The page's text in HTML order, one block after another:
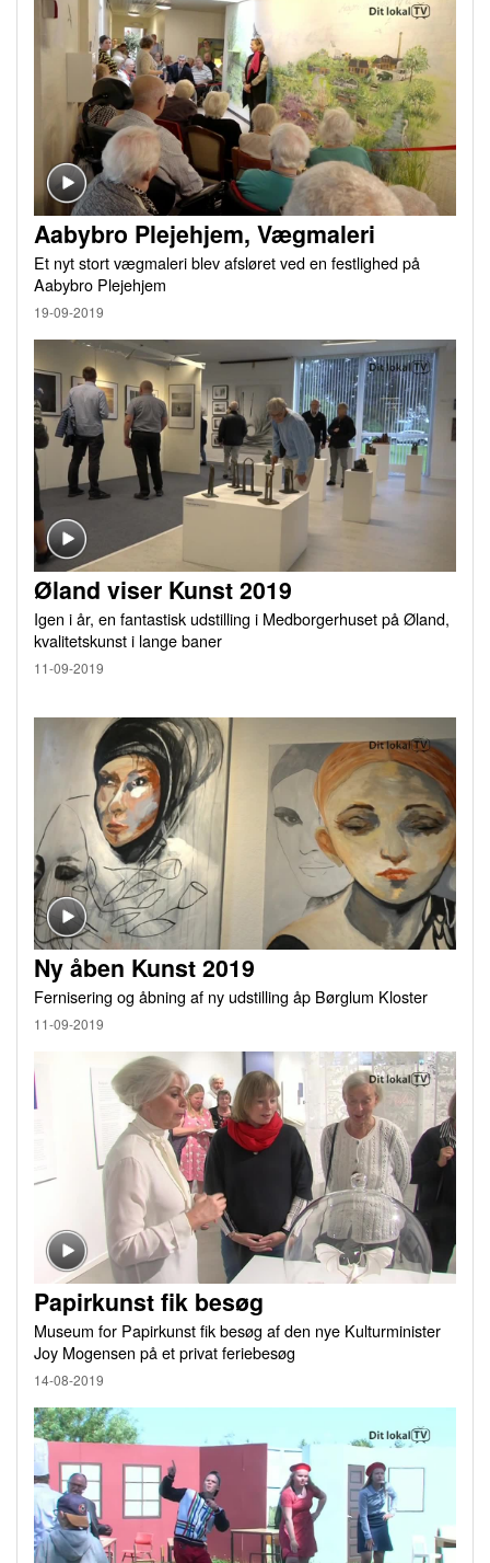
Aabybro Plejehjem, Vægmaleri
Et nyt stort vægmaleri blev afsløret ved en festlighed på
Aabybro Plejehjem
19-09-2019
Øland viser Kunst 2019
Igen i år, en fantastisk udstilling i Medborgerhuset på Øland,
kvalitetskunst i lange baner
11-09-2019
Ny åben Kunst 2019
Fernisering og åbning af ny udstilling åp Børglum Kloster
11-09-2019
Papirkunst fik besøg
Museum for Papirkunst fik besøg af den nye Kulturminister
Joy Mogensen på et privat feriebesøg
14-08-2019